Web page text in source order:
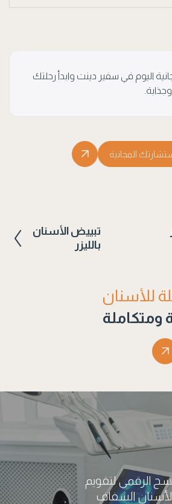
اليوم في سفير دينت وابدأ رحلتك
المجانية
تبييض الأسنان
بالليزر
للأسنان
ومتكاملة
الرقمي لتقويم
الشفاف